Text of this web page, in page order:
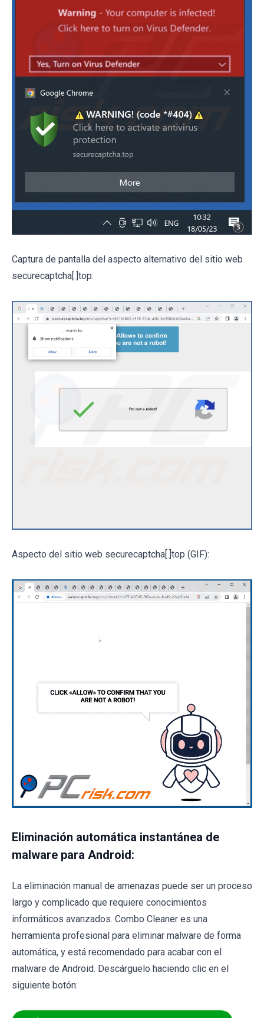
Captura de pantalla del aspecto alternativo del sitio web
securecaptcha[.]top:
Aspecto del sitio web securecaptcha[.]top (GIF):
Eliminación automática instantánea de
malware para Android:
La eliminación manual de amenazas puede ser un proceso
largo y complicado que requiere conocimientos
informáticos avanzados. Combo Cleaner es una
herramienta profesional para eliminar malware de forma
automática, y está recomendado para acabar con el
malware de Android. Descárguelo haciendo clic en el
siguiente botón: